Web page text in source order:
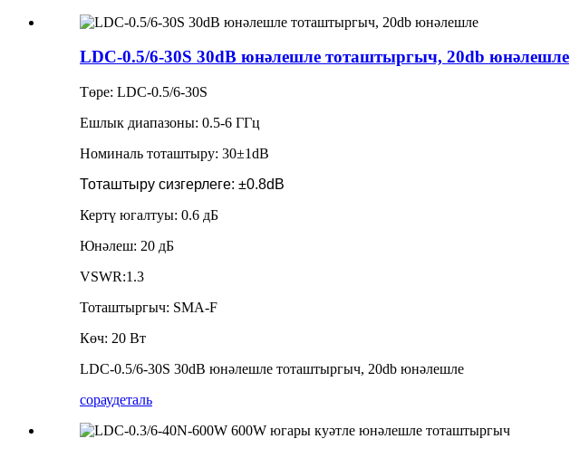
LDC-0.5/6-30S 30dB юнәлешле тоташтыргыч, 20db юнәлешле
Төре: LDC-0.5/6-30S
Ешлык диапазоны: 0.5-6 ГГц
Номиналь тоташтыру: 30±1dB
Тоташтыру сизгерлеге: ±0.8dB
Кертү югалтуы: 0.6 дБ
Юнәлеш: 20 дБ
VSWR:1.3
Тоташтыргыч: SMA-F
Көч: 20 Вт
LDC-0.5/6-30S 30dB юнәлешле тоташтыргыч, 20db юнәлешле
сораудеталь